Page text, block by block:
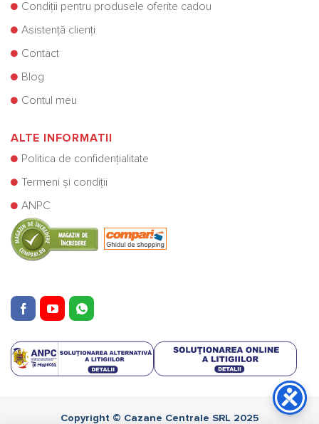
Condiții pentru produsele oferite cadou
Asistență clienți
Contact
Blog
Contul meu
ALTE INFORMATII
Politica de confidențialitate
Termeni și condiții
ANPC
Copyright © Cazane Centrale SRL 2025